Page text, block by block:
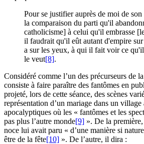
Pour se justifier auprès de moi de
la comparaison du parti qu'il
catholicisme] à celui qu'il embrasse
il faudrait qu'il eût autant d'empire
a sur les yeux, à qui il fait voir ce
le veut[8].
Considéré comme l’un des précurseurs de
consiste à faire paraître des fantômes en
projeté, lors de cette séance, des scènes
représentation d’un mariage dans un village
apocalyptiques où les « fantômes et les
pas plus l’autre monde[9] ». De la
noce lui avait paru « d’une manière si
être de la fête[10] ». De l’autre, il dira :